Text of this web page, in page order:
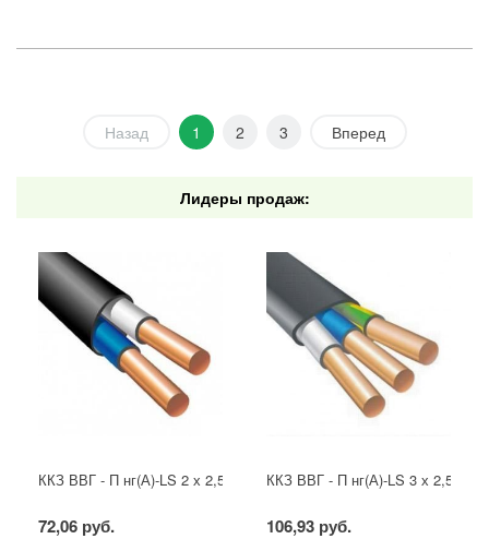
Назад 1 2 3 Вперед
Лидеры продаж:
ККЗ ВВГ - П нг(А)-LS 2 х 2,5 ГОСТ
72,06 руб.
ККЗ ВВГ - П нг(А)-LS 3 х 2,5
106,93 руб.